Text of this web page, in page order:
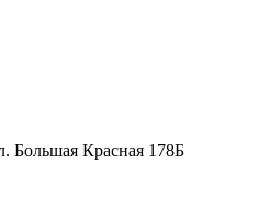
Большая Красная 178Б